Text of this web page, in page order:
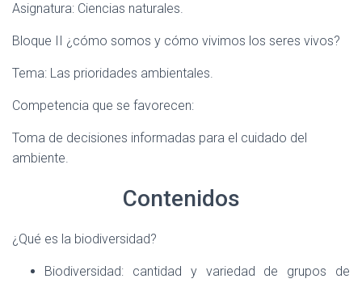
Asignatura: Ciencias naturales.
Bloque II ¿cómo somos y cómo vivimos los seres vivos?
Tema: Las prioridades ambientales.
Competencia que se favorecen:
Toma de decisiones informadas para el cuidado del
ambiente.
Contenidos
¿Qué es la biodiversidad?
Biodiversidad: cantidad y variedad de grupos de